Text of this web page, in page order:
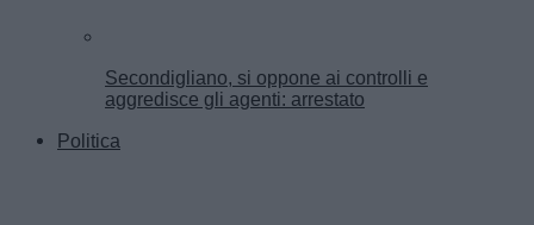
Secondigliano, si oppone ai controlli e
aggredisce gli agenti: arrestato
Politica